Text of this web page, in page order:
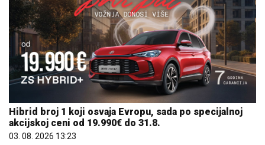
Hibrid broj 1 koji osvaja Evropu, sada po specijalnoj
akcijskoj ceni od 19.990€ do 31.8.
03. 08. 2026 13:23